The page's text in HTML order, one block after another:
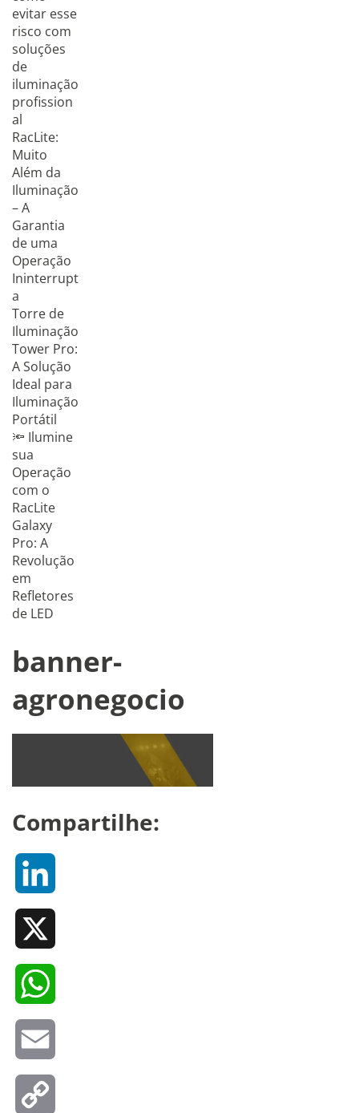
evitar esse
risco com
soluções
de
iluminação
profission
al
RacLite:
Muito
Além da
Iluminação
– A
Garantia
de uma
Operação
Ininterrupt
a
Torre de
Iluminação
Tower Pro:
A Solução
Ideal para
Iluminação
Portátil
🔦 Ilumine
sua
Operação
com o
RacLite
Galaxy
Pro: A
Revolução
em
Refletores
de LED
banner-
agronegocio
Compartilhe: